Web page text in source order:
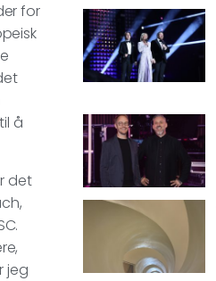
for
å
det
jeg